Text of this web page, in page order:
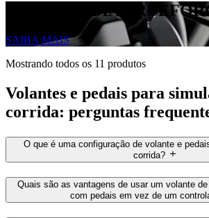
TECNOLOGIA
SAIBA MAIS
Mostrando todos os 11 produtos
Volantes e pedais para
corrida: perguntas
O que é uma configuração de volante e
corrida?
Quais são as vantagens de usar um volante
com pedais em vez de um